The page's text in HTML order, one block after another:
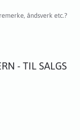
åndsverk etc.?
- TIL SALGS